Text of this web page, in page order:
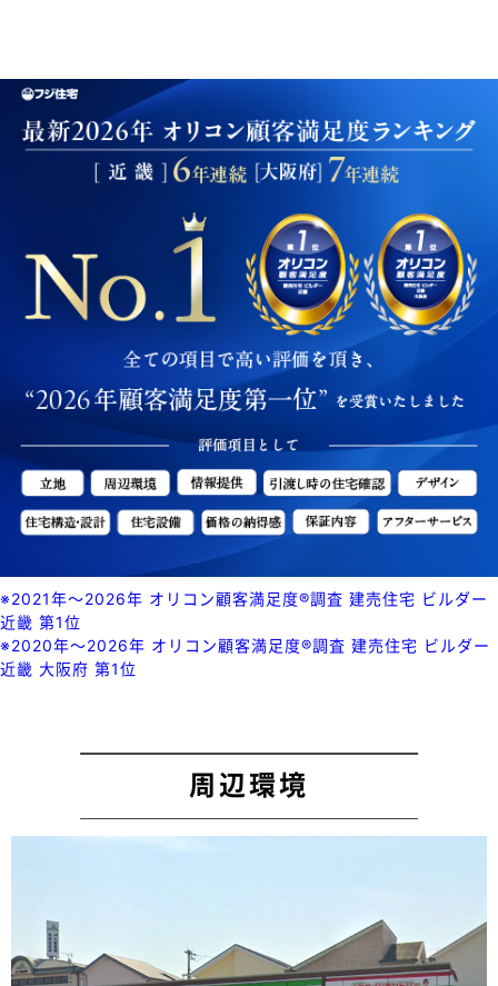
※2021年〜2026年 オリコン顧客満足度®調査 建売住宅 ビルダー
近畿 第1位
※2020年〜2026年 オリコン顧客満足度®調査 建売住宅 ビルダー
近畿 大阪府 第1位
周辺環境